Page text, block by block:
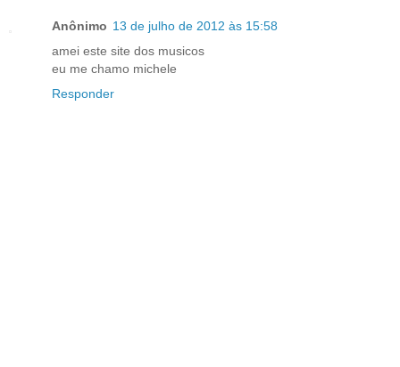
Anônimo 13 de julho de 2012 às 15:58
amei este site dos musicos
eu me chamo michele
Responder